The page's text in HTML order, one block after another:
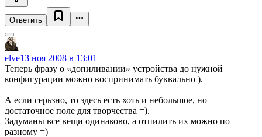
Ответить
elve13 ноя 2008 в 13:01
Теперь фразу о «допиливании» устройства до нужной
конфигурации можно воспринимать буквально ).
А если серьзно, то здесь есть хоть и небольшое, но
достаточное поле для творчества =).
Задуманы все вещи одинаково, а отпилить их можно по
разному =)